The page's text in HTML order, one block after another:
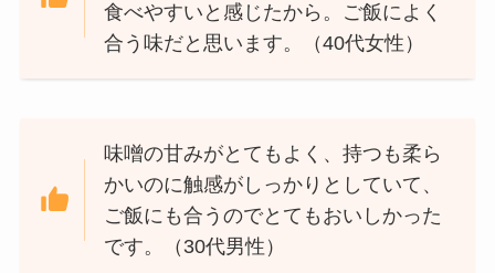
食べやすいと感じたから。ご飯によく
合う味だと思います。（40代女性）
味噌の甘みがとてもよく、持つも柔ら
かいのに触感がしっかりとしていて、
ご飯にも合うのでとてもおいしかった
です。（30代男性）